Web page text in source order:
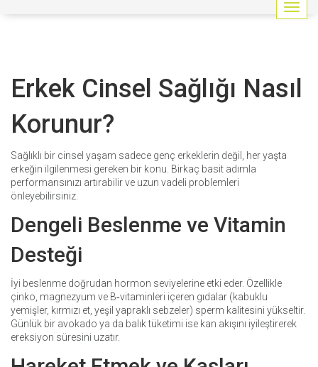
G
e
m
Erkek Cinsel Sağlığı Nasıl
Korunur?
Sağlıklı bir cinsel yaşam sadece genç erkeklerin değil, her yaşta
erkeğin ilgilenmesi gereken bir konu. Birkaç basit adımla
performansınızı artırabilir ve uzun vadeli problemleri
önleyebilirsiniz.
Dengeli Beslenme ve Vitamin
Desteği
İyi beslenme doğrudan hormon seviyelerine etki eder. Özellikle
çinko, magnezyum ve B‑vitaminleri içeren gıdalar (kabuklu
yemişler, kırmızı et, yeşil yapraklı sebzeler) sperm kalitesini yükseltir.
Günlük bir avokado ya da balık tüketimi ise kan akışını iyileştirerek
ereksiyon süresini uzatır.